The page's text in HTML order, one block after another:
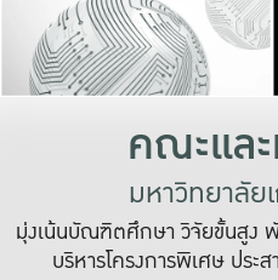
คณะแล
มหาวิทยาลัย
มุ่งเน้นบัณฑิตศึกษา วิจัยขั้นสูง
บริหารโครงการพิเศษ ประ